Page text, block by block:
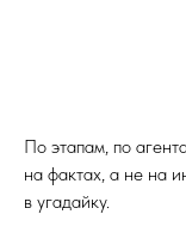
По этапам, по
на фактах, а не на
в угадайку.